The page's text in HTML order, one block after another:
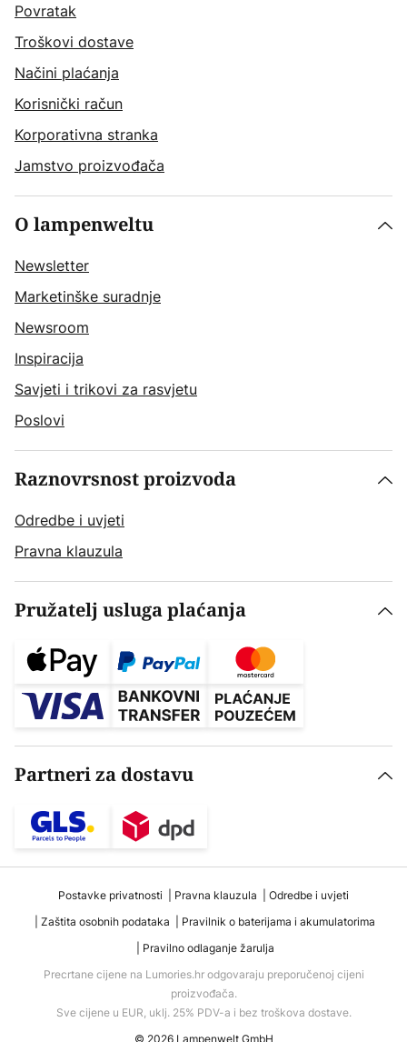
Povratak
Troškovi dostave
Načini plaćanja
Korisnički račun
Korporativna stranka
Jamstvo proizvođača
O lampenweltu
Newsletter
Marketinške suradnje
Newsroom
Inspiracija
Savjeti i trikovi za rasvjetu
Poslovi
Raznovrsnost proizvoda
Odredbe i uvjeti
Pravna klauzula
Pružatelj usluga plaćanja
Partneri za dostavu
Postavke privatnosti Pravna klauzula
Odredbe i uvjeti
Zaštita osobnih podataka
Pravilnik o baterijama i akumulatorima
Pravilno odlaganje žarulja
Precrtane cijene na Lumories.hr odgovaraju preporučenoj cijeni
proizvođača.
Sve cijene u EUR, uklj. 25% PDV-a i bez troškova dostave.
© 2026 Lampenwelt GmbH